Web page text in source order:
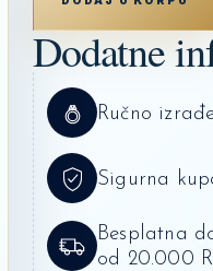
SUNČANE
0RB
3663-
004/3M
60
KOLIČINA
Dodatne
Ručno
Sigurna
Besplatna
od 20.000